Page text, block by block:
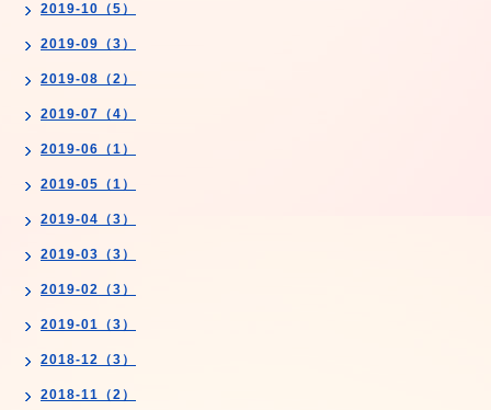
2019-10（5）
2019-09（3）
2019-08（2）
2019-07（4）
2019-06（1）
2019-05（1）
2019-04（3）
2019-03（3）
2019-02（3）
2019-01（3）
2018-12（3）
2018-11（2）